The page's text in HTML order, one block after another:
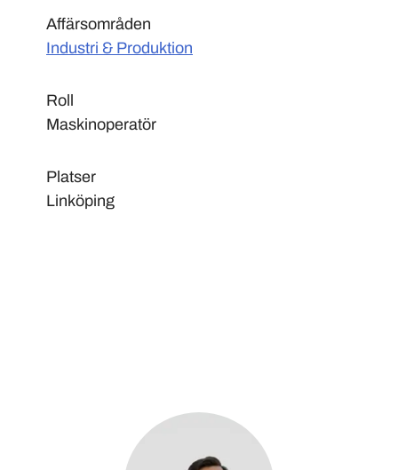
Affärsområden
Industri & Produktion
Roll
Maskinoperatör
Platser
Linköping